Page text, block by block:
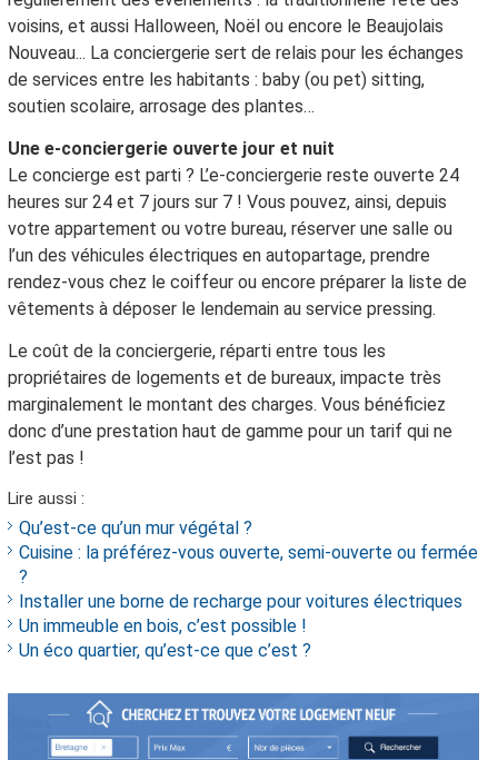
voisins, et aussi Halloween, Noël ou encore le Beaujolais
Nouveau... La conciergerie sert de relais pour les échanges
de services entre les habitants : baby (ou pet) sitting,
soutien scolaire, arrosage des plantes…
Une e-conciergerie ouverte jour et nuit
Le concierge est parti ? L’e-conciergerie reste ouverte 24
heures sur 24 et 7 jours sur 7 ! Vous pouvez, ainsi, depuis
votre appartement ou votre bureau, réserver une salle ou
l’un des véhicules électriques en autopartage, prendre
rendez-vous chez le coiffeur ou encore préparer la liste de
vêtements à déposer le lendemain au service pressing.
Le coût de la conciergerie, réparti entre tous les
propriétaires de logements et de bureaux, impacte très
marginalement le montant des charges. Vous bénéficiez
donc d’une prestation haut de gamme pour un tarif qui ne
l’est pas !
Lire aussi :
Qu’est-ce qu’un mur végétal ?
Cuisine : la préférez-vous ouverte, semi-ouverte ou fermée
?
Installer une borne de recharge pour voitures électriques
Un immeuble en bois, c’est possible !
Un éco quartier, qu’est-ce que c’est ?